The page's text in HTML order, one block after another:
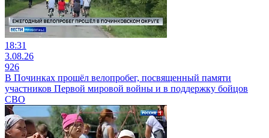
18:31
3.08.26
926
В Починках прошёл велопробег, посвященный памяти
участников Первой мировой войны и в поддержку бойцов
СВО